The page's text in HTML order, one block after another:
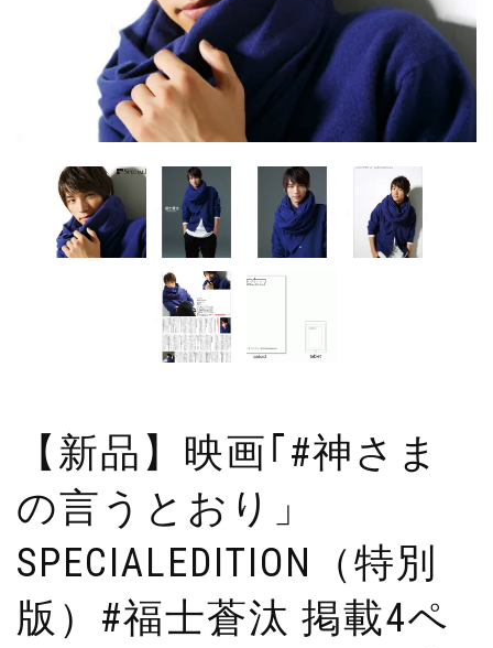
【新品】映画｢#神さま
の言うとおり」
SPECIALEDITION（特別
版）#福士蒼汰 掲載4ペ